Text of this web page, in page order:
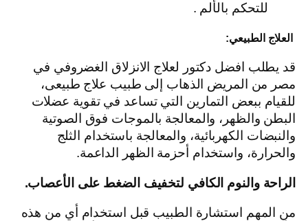
للتحكم بالألم .
العلاج الطبيعي:
قد يطلب افضل دكتور لعلاج الانزلاق الغضروفي في
مصر من المريض الذهاب إلى طبيب علاج طبيعى،
للقيام ببعض التمارين التي تساعد في تقوية عضلات
البطن والظهر، والمعالجة بالموجات فوق الصوتية
والنبضات الكهربائية، والمعالجة باستخدام الثلج
والحرارة، واستخدام أحزمة الظهر الداعمة.
الراحة والنوم الكافي لتخفيف الضغط على الأعصاب.
من المهم استشارة الطبيب قبل استخدام أي من هذه